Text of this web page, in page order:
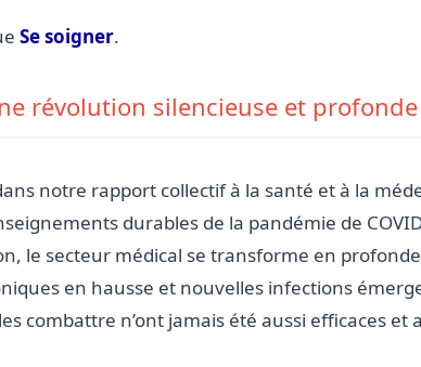
Se soigner.
révolution silencieuse et profonde
notre rapport collectif à la santé et à la
durables de la pandémie de
le secteur médical se transforme en
en hausse et nouvelles infections
combattre n’ont jamais été aussi efficaces et